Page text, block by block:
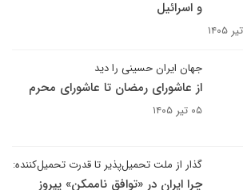
و اسرائیل
جهان ایران حسینی را دید
از عاشورای رمضان تا عاشورای محرم
۰۵ تیر ۱۴۰۵
گذار از ملت تحمیل‌پذیر تا قدرت تحمیل‌کننده:
چرا ایران در «توافق ناممکن» پیروز